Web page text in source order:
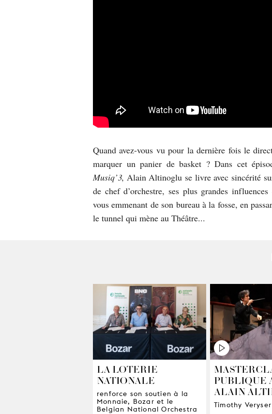
Quand avez-vous vu pour la dernière fois le
marquer un panier de basket ? Dans cet
Musiq’3, Alain Altinoglu se livre avec sincérité
de chef d’orchestre, ses plus grandes
vous emmenant de son bureau à la fosse, en
le tunnel qui mène au Théâtre...
LA LOTERIE
NATIONALE
renforce son soutien à la
Monnaie, Bozar et le
Belgian National Orchestra
PUBLIQUE
ALAIN
Timothy